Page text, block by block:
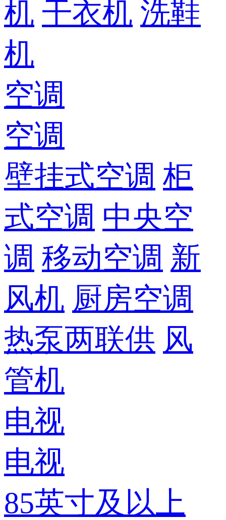
机 干衣机 洗鞋
机
空调
空调
壁挂式空调 柜
式空调 中央空
调 移动空调 新
风机 厨房空调
热泵两联供 风
管机
电视
电视
85英寸及以上